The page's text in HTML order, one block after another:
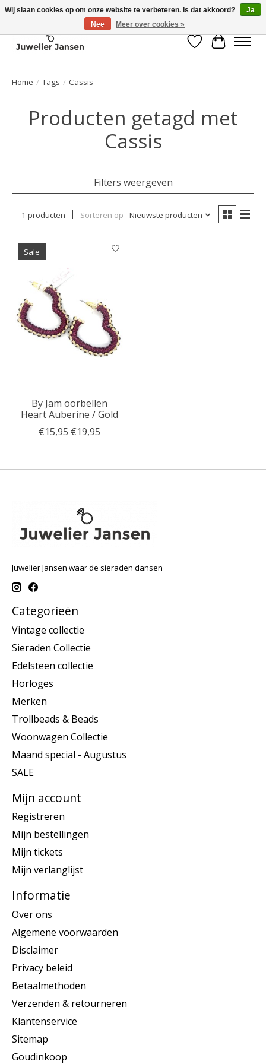
Verlanglijst
Home / Tags / Cassis
Producten getagd met
Cassis
Filters weergeven
1 producten Sorteren op Nieuwste producten
Sale
By Jam oorbellen
Heart Auberine / Gold
€15,95 €19,95
Juwelier Jansen waar de sieraden dansen
Categorieën
Vintage collectie
Sieraden Collectie
Edelsteen collectie
Horloges
Merken
Trollbeads & Beads
Woonwagen Collectie
Maand special - Augustus
SALE
Mijn account
Registreren
Mijn bestellingen
Mijn tickets
Mijn verlanglijst
Informatie
Over ons
Algemene voorwaarden
Disclaimer
Privacy beleid
Betaalmethoden
Verzenden & retourneren
Klantenservice
Sitemap
Goudinkoop
Wij slaan cookies op om onze website te verbeteren. Is dat akkoord?
Ja
Nee
Meer over cookies »